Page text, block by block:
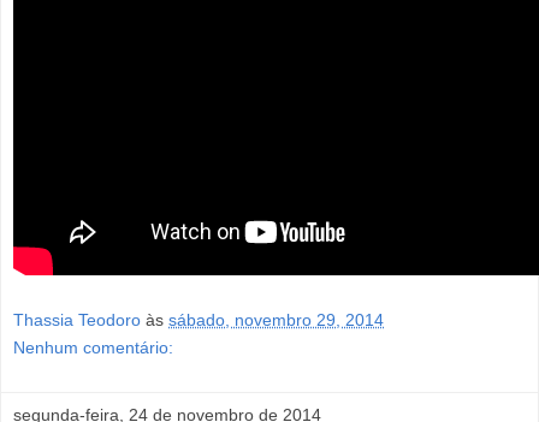
Thassia Teodoro às sábado, novembro 29, 2014
Nenhum comentário:
segunda-feira, 24 de novembro de 2014